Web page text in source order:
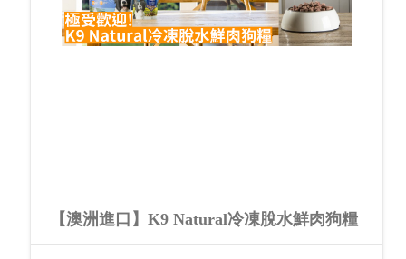
【澳洲進口】K9 Natural冷凍脫水鮮肉狗糧